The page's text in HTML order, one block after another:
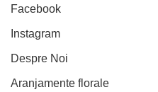
Facebook
Instagram
Despre Noi
Aranjamente florale